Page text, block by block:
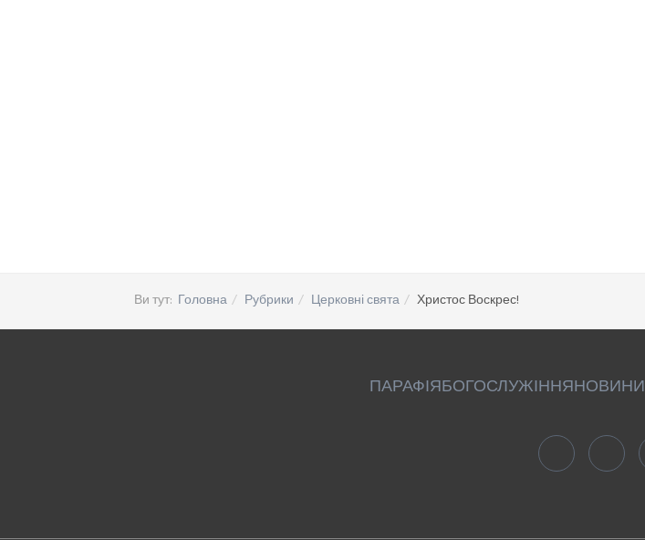
Ви тут: Головна Рубрики Церковні свята Христос Воскрес!
ПАРАФІЯБОГОСЛУЖІННЯНОВИНИ